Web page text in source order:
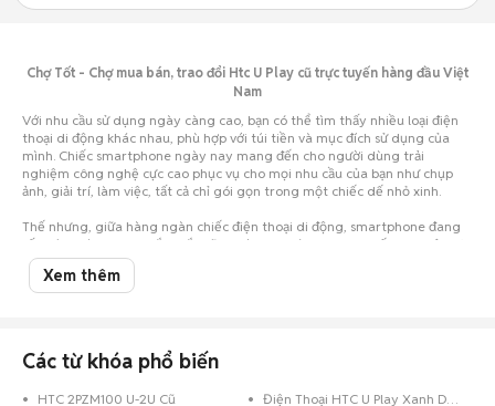
Chợ Tốt - Chợ mua bán, trao đổi Htc U Play cũ trực tuyến hàng đầu Việt
Nam
Với nhu cầu sử dụng ngày càng cao, bạn có thể tìm thấy nhiều loại điện
thoại di động khác nhau, phù hợp với túi tiền và mục đích sử dụng của
mình. Chiếc smartphone ngày nay mang đến cho người dùng trải
nghiệm công nghệ cực cao phục vụ cho mọi nhu cầu của bạn như chụp
ảnh, giải trí, làm việc, tất cả chỉ gói gọn trong một chiếc dế nhỏ xinh.
Thế nhưng, giữa hàng ngàn chiếc điện thoại di động, smartphone đang
rất thịnh hành, bạn chắc chắn sẽ vô cùng choáng ngợp, khiến cho việc lựa
chọn trở nên vô cùng khó khăn. Nhất là khi hầu bao eo hẹp thì việc cân
nhắc nên mua điện thoại cũ hay mới, mua của hãng điện thoại nào... lại
càng khó giải quyết.
Htc U Play cũ với giá siêu tiết kiệm tại Toàn quốc nhưng vẫn đảm bảo chất
lượng. Trường hợp bạn đang sở hữu chiếc điện thoại Htc cũ đã qua sử
dụng và muốn bán, hãy chụp hình lại và đăng tin rao bán ngay trên Chợ
Xem thêm
Các từ khóa phổ biến
HTC 2PZM100 U-2U Cũ
Điện Thoại HTC U Play Xanh Dương